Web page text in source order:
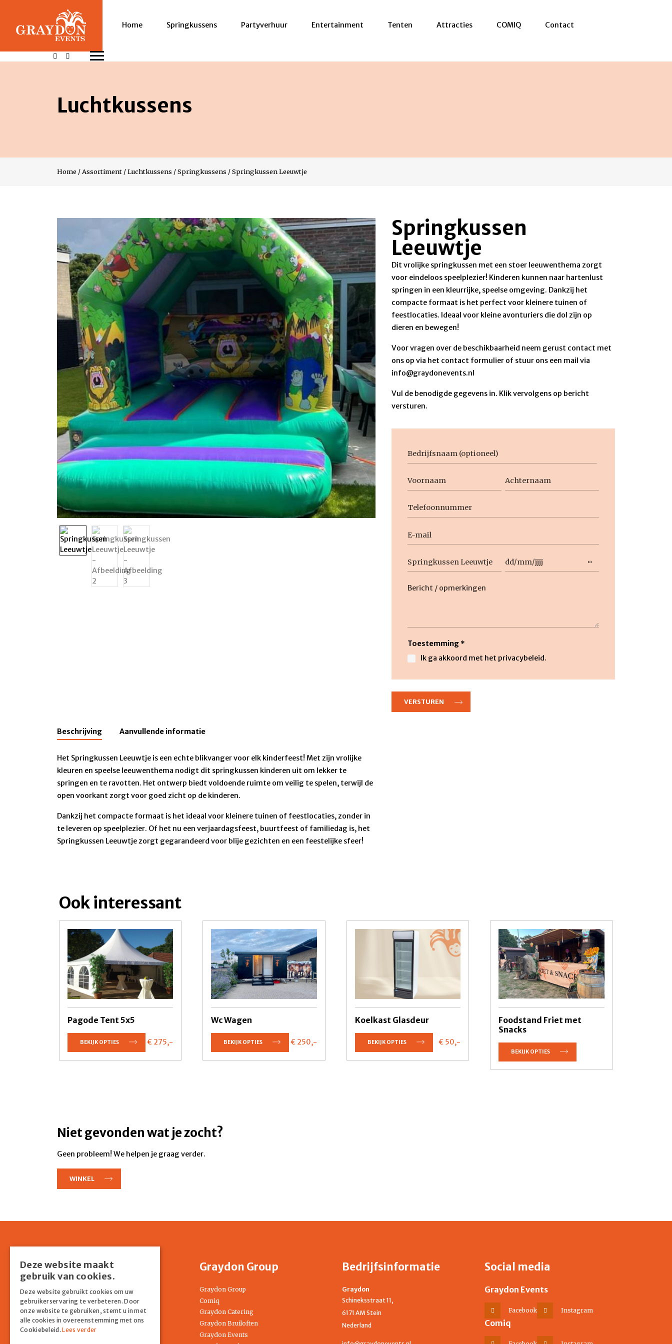
Home Springkussens Partyverhuur Entertainment Tenten Attracties COMIQ Contact
Luchtkussens
Home / Assortiment /Luchtkussens /Springkussens /Springkussen Leeuwtje
Springkussen
Leeuwtje
Dit vrolijke springkussen met een stoer leeuwenthema zorgt
voor eindeloos speelplezier! Kinderen kunnen naar hartenlust
springen in een kleurrijke, speelse omgeving. Dankzij het
compacte formaat is het perfect voor kleinere tuinen of
feestlocaties. Ideaal voor kleine avonturiers die dol zijn op
dieren en bewegen!
Voor vragen over de beschikbaarheid neem gerust contact met
ons op via het contact formulier of stuur ons een mail via
info@graydonevents.nl
Vul de benodigde gegevens in. Klik vervolgens op bericht
versturen.
Bedrijfsnaam
Naam
Telefoon
mail
Geen
titel
Datum
DD
Beschrijving
Toestemming *
Ik ga akkoord met het privacybeleid.
Beschrijving Aanvullende informatie
Het Springkussen Leeuwtje is een echte blikvanger voor elk kinderfeest! Met zijn vrolijke
kleuren en speelse leeuwenthema nodigt dit springkussen kinderen uit om lekker te
springen en te ravotten. Het ontwerp biedt voldoende ruimte om veilig te spelen, terwijl de
open voorkant zorgt voor goed zicht op de kinderen.
Dankzij het compacte formaat is het ideaal voor kleinere tuinen of feestlocaties, zonder in
te leveren op speelplezier. Of het nu een verjaardagsfeest, buurtfeest of familiedag is, het
Springkussen Leeuwtje zorgt gegarandeerd voor blije gezichten en een feestelijke sfeer!
Ook interessant
Pagode Tent 5x5
BEKIJK OPTIES € 275,-
Wc Wagen
BEKIJK OPTIES € 250,-
Koelkast Glasdeur
BEKIJK OPTIES € 50,-
Foodstand Friet met
Snacks
BEKIJK OPTIES
Niet gevonden wat je zocht?
Geen probleem! We helpen je graag verder.
WINKEL
Shop
Home
Springkussens
Partyverhuur
Entertainment
Graydon Group
Graydon Group
Comiq
Graydon Catering
Graydon Bruiloften
Graydon Events
Bedrijfsinformatie
Graydon
Schineksstraat 11,
6171 AM Stein
Nederland
Social media
Graydon Events
Facebook Instagram
Comiq
Deze website maakt
gebruik van cookies.
Deze website gebruikt cookies om uw
gebruikerservaring te verbeteren. Door
onze website te gebruiken, stemt u in met
alle cookies in overeenstemming met ons
Cookiebeleid.Lees verder